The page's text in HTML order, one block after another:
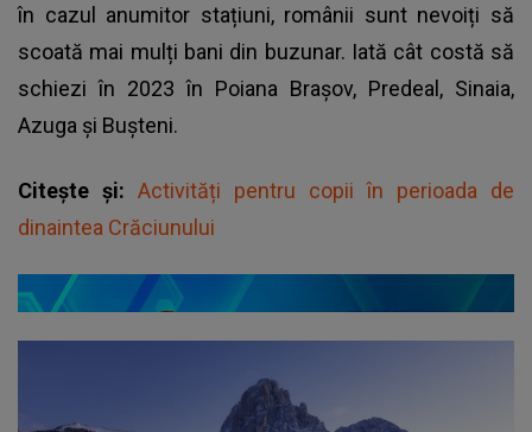
în cazul anumitor stațiuni, românii sunt nevoiți să
scoată mai mulți bani din buzunar. Iată cât costă să
schiezi în 2023 în Poiana Brașov, Predeal, Sinaia,
Azuga și Bușteni.
Citește și: Activități pentru copii în perioada de
dinaintea Crăciunului